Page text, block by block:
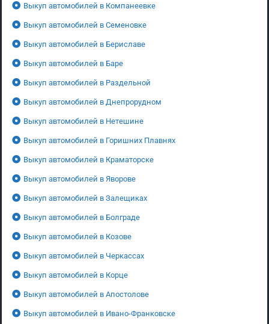
Выкуп автомобилей в Компанеевке
Выкуп автомобилей в Семеновке
Выкуп автомобилей в Бериславе
Выкуп автомобилей в Баре
Выкуп автомобилей в Раздельной
Выкуп автомобилей в Днепрорудном
Выкуп автомобилей в Нетешине
Выкуп автомобилей в Горишних Плавнях
Выкуп автомобилей в Краматорске
Выкуп автомобилей в Яворове
Выкуп автомобилей в Залещиках
Выкуп автомобилей в Болграде
Выкуп автомобилей в Козове
Выкуп автомобилей в Черкассах
Выкуп автомобилей в Корце
Выкуп автомобилей в Апостолове
Выкуп автомобилей в Ивано-Франковске